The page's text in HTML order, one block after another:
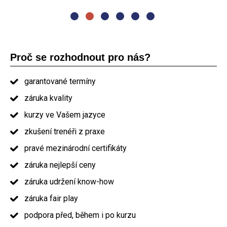
Proč se rozhodnout pro nás?
garantované termíny
záruka kvality
kurzy ve Vašem jazyce
zkušení trenéři z praxe
pravé mezinárodní certifikáty
záruka nejlepší ceny
záruka udržení know-how
záruka fair play
podpora před, během i po kurzu